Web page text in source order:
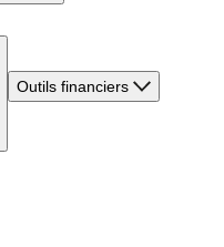
Outils financiers